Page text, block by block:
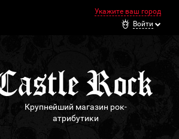
Укажите ваш город
Войти
Крупнейший магазин рок-
атрибутики